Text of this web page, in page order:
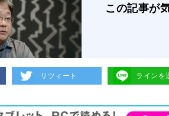
この記事が
リツィート ラインを